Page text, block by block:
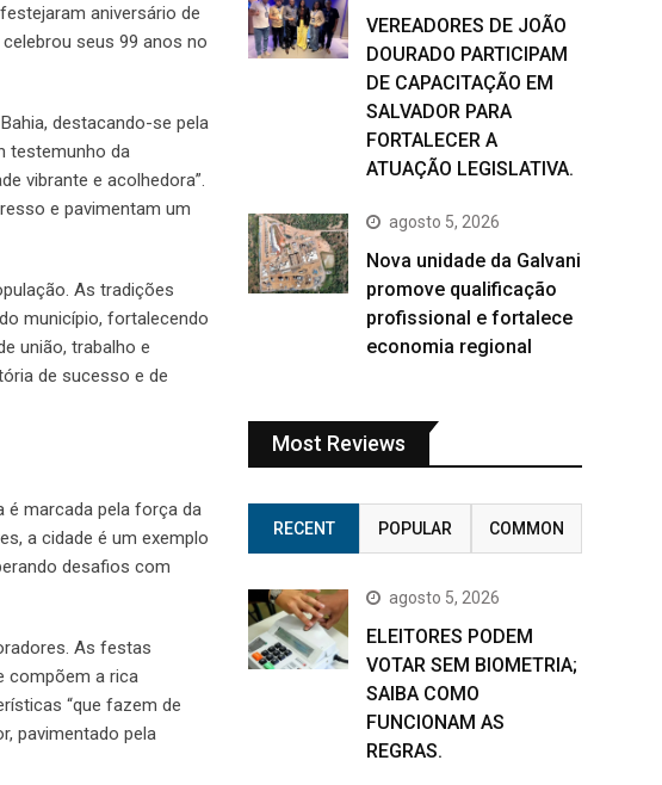
aniversário de
seus 99 anos no
destacando-se pela
testemunho da
vibrante e acolhedora”.
e pavimentam um
As tradições
município, fortalecendo
união, trabalho e
de sucesso e de
é marcada pela força da
a cidade é um exemplo
desafios com
As festas
compõem a rica
“que fazem de
pavimentado pela
VEREADORES DE JOÃO
DOURADO PARTICIPAM
DE CAPACITAÇÃO EM
SALVADOR PARA
FORTALECER A
ATUAÇÃO LEGISLATIVA.
agosto 5, 2026
Nova unidade da Galvani
promove qualificação
profissional e fortalece
economia regional
Most Reviews
RECENT POPULAR COMMON
agosto 5, 2026
ELEITORES PODEM
VOTAR SEM BIOMETRIA;
SAIBA COMO
FUNCIONAM AS
REGRAS.